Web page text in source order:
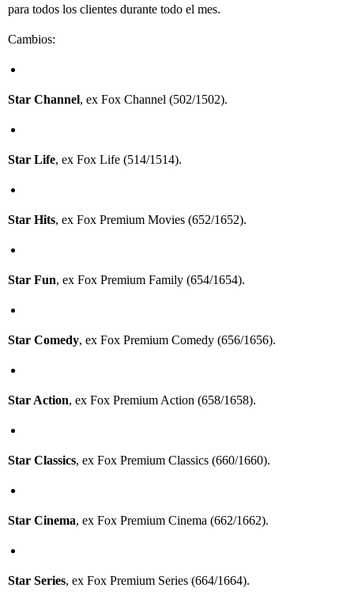
para todos los clientes durante todo el mes.
Cambios:
Star Channel, ex Fox Channel (502/1502).
Star Life, ex Fox Life (514/1514).
Star Hits, ex Fox Premium Movies (652/1652).
Star Fun, ex Fox Premium Family (654/1654).
Star Comedy, ex Fox Premium Comedy (656/1656).
Star Action, ex Fox Premium Action (658/1658).
Star Classics, ex Fox Premium Classics (660/1660).
Star Cinema, ex Fox Premium Cinema (662/1662).
Star Series, ex Fox Premium Series (664/1664).